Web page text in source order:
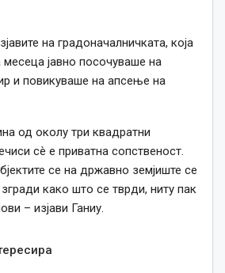
на градоначалничката, која
јавно посочуваше на
и повикуваше на апсење на
од околу три квадратни
сè е приватна сопственост.
се на државно земјиште се
како што се тврди, ниту пак
– изјави Ганиу.